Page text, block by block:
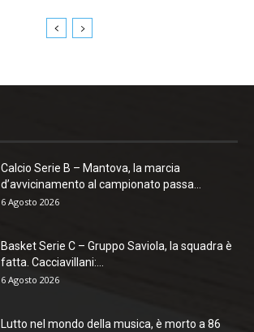
Calcio Serie B – Mantova, la marcia
d’avvicinamento al campionato passa...
6 Agosto 2026
Basket Serie C – Gruppo Saviola, la squadra è
fatta. Cacciavillani:...
6 Agosto 2026
Lutto nel mondo della musica, è morto a 86